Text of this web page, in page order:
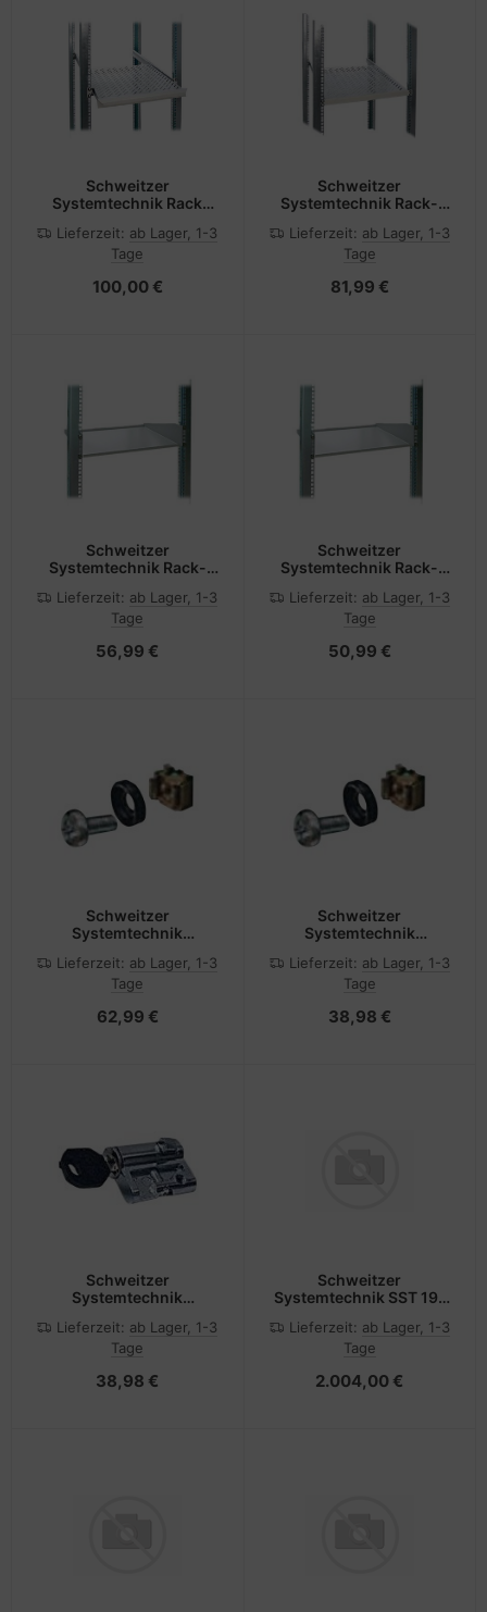
Schweitzer
Systemtechnik Rack
belüftet)
Lieferzeit: ab Lager, 1-3
Tage
100,00 €
Schweitzer
Systemtechnik Rack-
7035
Lieferzeit: ab Lager, 1-3
Tage
81,99 €
Schweitzer
Systemtechnik Rack-
7035
Lieferzeit: ab Lager, 1-3
Tage
56,99 €
Schweitzer
Systemtechnik Rack-
7035
Lieferzeit: ab Lager, 1-3
Tage
50,99 €
Schweitzer
Systemtechnik
Unterlegscheiben für
Rack (Packung mit 100)
Lieferzeit: ab Lager, 1-3
Tage
62,99 €
Schweitzer
Systemtechnik
Unterlegscheiben für
Rack (Packung mit 25)
Lieferzeit: ab Lager, 1-3
Tage
38,98 €
Schweitzer
Systemtechnik
Lieferzeit: ab Lager, 1-3
Tage
38,98 €
Schweitzer
Systemtechnik SST 19"
BEVB
42585Serverschrank
Lieferzeit: ab Lager, 1-3
Tage
2.004,00 €